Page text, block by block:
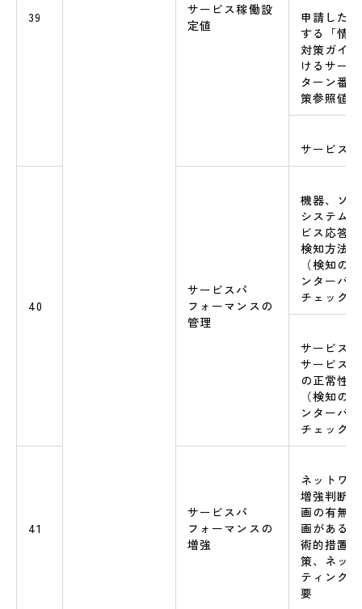
39
サービス稼働設
定値
申請した
する「情
対策ガイ
けるサー
ターン番
策参照値
サービス
40
サービスパ
フォーマンスの
管理
機器、ソ
システム
ビス応答
検知方法
（検知の
ンターバ
チェック
サービス
サービス
の正常性
（検知の
ンターバ
チェック
41
サービスパ
フォーマンスの
増強
ネットワ
増強判断
画の有無
画がある
術的措置
策、ネッ
ティング
要
本資料について